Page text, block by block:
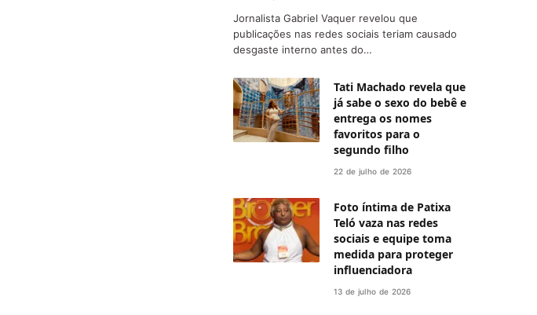
Jornalista Gabriel Vaquer revelou que
publicações nas redes sociais teriam causado
desgaste interno antes do…
Tati Machado revela que
já sabe o sexo do bebê e
entrega os nomes
favoritos para o
segundo filho
22 de julho de 2026
Foto íntima de Patixa
Teló vaza nas redes
sociais e equipe toma
medida para proteger
influenciadora
13 de julho de 2026